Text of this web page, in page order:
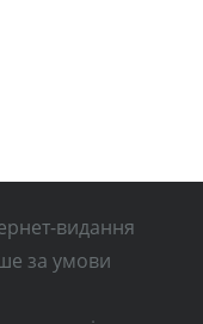
видання
за умови